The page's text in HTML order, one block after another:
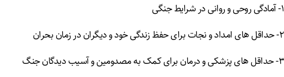
۱- آمادگی روحی و روانی در شرایط جنگی
۲- حداقل های امداد و نجات برای حفظ زندگی خود و ديگران در زمان بحران
۳- حداقل های پزشکی و درمان برای کمک به مصدومين و آسيب ديدگان جنگ